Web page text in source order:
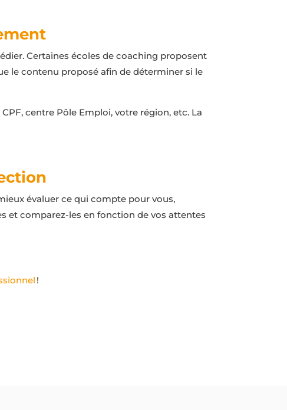
Certaines écoles de coaching proposent
le contenu proposé afin de déterminer si le
centre Pôle Emploi, votre région, etc. La
évaluer ce qui compte pour vous,
et comparez-les en fonction de vos attentes
!